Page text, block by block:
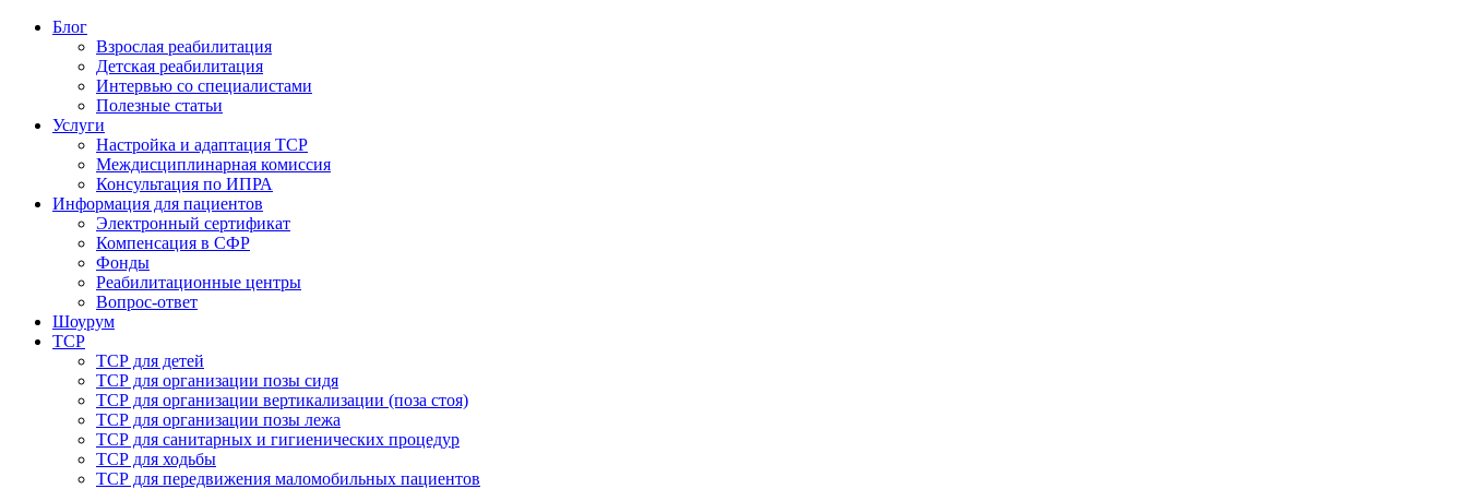
Блог
Взрослая реабилитация
Детская реабилитация
Интервью со специалистами
Полезные статьи
Услуги
Настройка и адаптация ТСР
Междисциплинарная комиссия
Консультация по ИПРА
Информация для пациентов
Электронный сертификат
Компенсация в СФР
Фонды
Реабилитационные центры
Вопрос-ответ
Шоурум
ТСР
ТСР для детей
ТСР для организации позы сидя
ТСР для организации вертикализации (поза стоя)
ТСР для организации позы лежа
ТСР для санитарных и гигиенических процедур
ТСР для ходьбы
ТСР для передвижения маломобильных пациентов